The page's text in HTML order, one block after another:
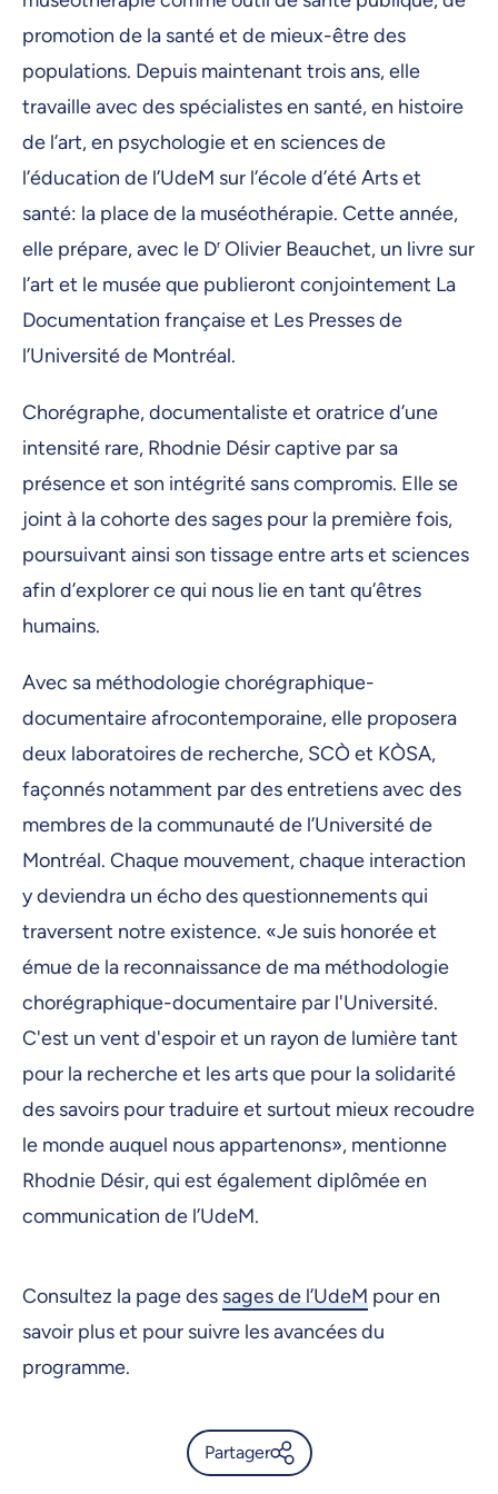
promotion de la santé et de mieux-être des
populations. Depuis maintenant trois ans, elle
travaille avec des spécialistes en santé, en histoire
de l’art, en psychologie et en sciences de
l’éducation de l’UdeM sur l’école d’été Arts et
santé: la place de la muséothérapie. Cette année,
elle prépare, avec le DrOlivier Beauchet, un livre sur
l’art et le musée que publieront conjointement La
Documentation française et Les Presses de
l’Université de Montréal.
Chorégraphe, documentaliste et oratrice d’une
intensité rare, Rhodnie Désir captive par sa
présence et son intégrité sans compromis. Elle se
joint à la cohorte des sages pour la première fois,
poursuivant ainsi son tissage entre arts et sciences
afin d’explorer ce qui nous lie en tant qu’êtres
humains.
Avec sa méthodologie chorégraphique-
documentaire afrocontemporaine, elle proposera
deux laboratoires de recherche, SCÒ et KÒSA,
façonnés notamment par des entretiens avec des
membres de la communauté de l’Université de
Montréal. Chaque mouvement, chaque interaction
y deviendra un écho des questionnements qui
traversent notre existence. «Je suis honorée et
émue de la reconnaissance de ma méthodologie
chorégraphique-documentaire par l'Université.
C'est un vent d'espoir et un rayon de lumière tant
pour la recherche et les arts que pour la solidarité
des savoirs pour traduire et surtout mieux recoudre
le monde auquel nous appartenons», mentionne
Rhodnie Désir, qui est également diplômée en
communication de l’UdeM.
Consultez la page des sages de l’UdeM pour en
savoir plus et pour suivre les avancées du
programme.
Partager